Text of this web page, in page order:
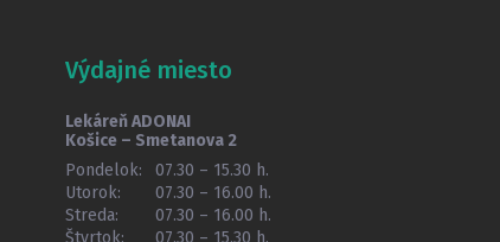
Výdajné miesto
Lekáreň ADONAI
Košice – Smetanova 2
Pondelok:
07.30 – 15.30 h.
Utorok:
07.30 – 16.00 h.
Streda:
07.30 – 16.00 h.